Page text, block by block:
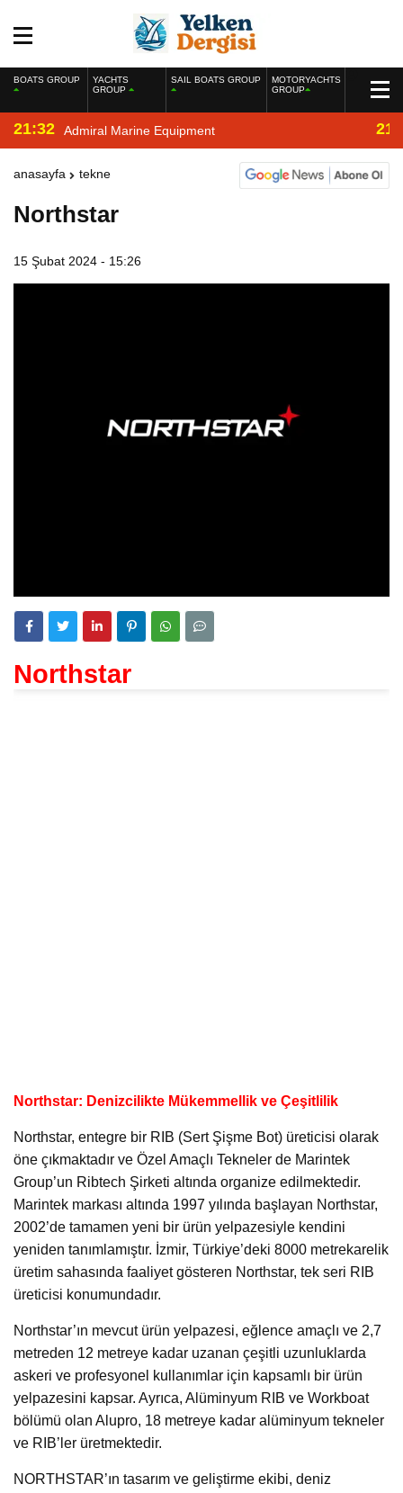
BOATS GROUP
YACHTS
GROUP
SAIL BOATS GROUP
MOTORYACHTS
GROUP
21:32 Admiral Marine Equipment
anasayfa tekne
Northstar
15 Şubat 2024 - 15:26
Northstar
Northstar: Denizcilikte Mükemmellik ve Çeşitlilik
Northstar, entegre bir RIB (Sert Şişme Bot) üreticisi olarak
öne çıkmaktadır ve Özel Amaçlı Tekneler de Marintek
Group’un Ribtech Şirketi altında organize edilmektedir.
Marintek markası altında 1997 yılında başlayan Northstar,
2002’de tamamen yeni bir ürün yelpazesiyle kendini
yeniden tanımlamıştır. İzmir, Türkiye’deki 8000 metrekarelik
üretim sahasında faaliyet gösteren Northstar, tek seri RIB
üreticisi konumundadır.
Northstar’ın mevcut ürün yelpazesi, eğlence amaçlı ve 2,7
metreden 12 metreye kadar uzanan çeşitli uzunluklarda
askeri ve profesyonel kullanımlar için kapsamlı bir ürün
yelpazesini kapsar. Ayrıca, Alüminyum RIB ve Workboat
bölümü olan Alupro, 18 metreye kadar alüminyum tekneler
ve RIB’ler üretmektedir.
NORTHSTAR’ın tasarım ve geliştirme ekibi, deniz